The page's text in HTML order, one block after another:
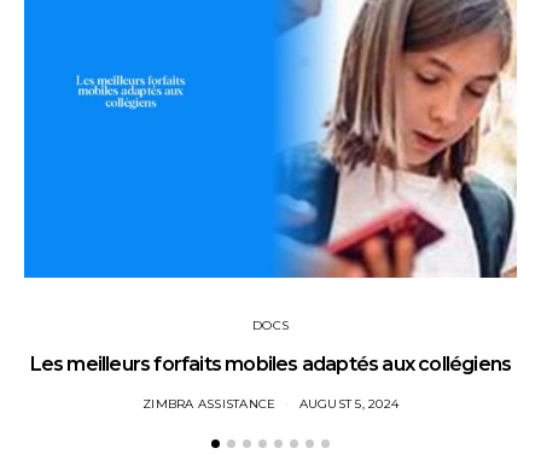
DOCS
Les meilleurs forfaits mobiles adaptés aux collégiens
ZIMBRA ASSISTANCE AUGUST 5, 2024